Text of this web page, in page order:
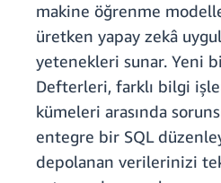
makine öğrenme
üretken yapay zekâ
yetenekleri sunar. Yeni
Defterleri, farklı bilgi
kümeleri arasında
entegre bir SQL
depolanan verilerinizi